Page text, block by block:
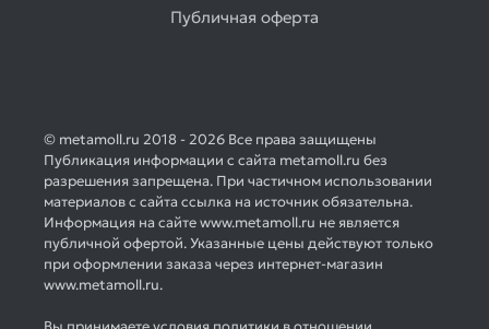
Публичная оферта
© metamoll.ru 2018 - 2026 Все права защищены
Публикация информации с сайта metamoll.ru без
разрешения запрещена. При частичном использовании
материалов с сайта ссылка на источник обязательна.
Информация на сайте www.metamoll.ru не является
публичной офертой. Указанные цены действуют только
при оформлении заказа через интернет-магазин
www.metamoll.ru.